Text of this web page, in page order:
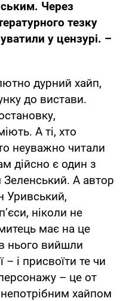
Через
тезку
у цензурі. –
дурний хайп,
до вистави.
А ті, хто
неуважно читали
дійсно є один з
А автор
Уривський,
ніколи не
має на це
нього вийшли
– і присвоїти те чи
– це от
хайпом